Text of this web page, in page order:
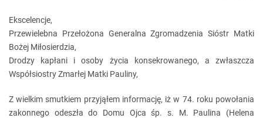
Ekscelencje,
Przewielebna Przełożona Generalna Zgromadzenia Sióstr Matki
Bożej Miłosierdzia,
Drodzy kapłani i osoby życia konsekrowanego, a zwłaszcza
Współsiostry Zmarłej Matki Pauliny,
Z wielkim smutkiem przyjąłem informację, iż w 74. roku powołania
zakonnego odeszła do Domu Ojca śp. s. M. Paulina (Helena